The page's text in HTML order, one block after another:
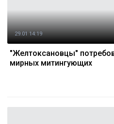
29.01 14:19
"Желтоксановцы"
мирных митингующих